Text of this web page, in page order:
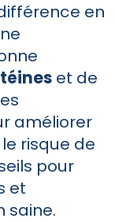
en
et de
améliorer
risque de
pour
et
saine.